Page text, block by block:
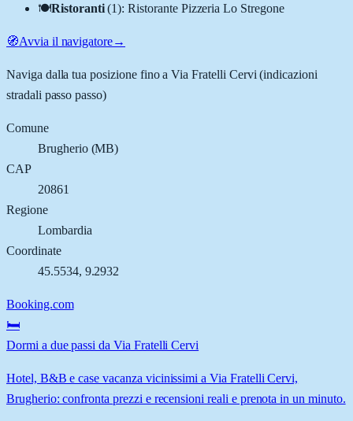
🍽️Ristoranti (1):Ristorante Pizzeria Lo Stregone
🧭Avvia il navigatore→
Naviga dalla tua posizione fino aVia Fratelli Cervi (indicazioni
stradali passo passo)
Comune
Brugherio(MB)
CAP
20861
Regione
Lombardia
Coordinate
45.5534, 9.2932
Booking.com
🛏️
Dormi a due passi da Via Fratelli Cervi
Hotel, B&B e case vacanza vicinissimi a Via Fratelli Cervi,
Brugherio: confronta prezzi e recensioni reali e prenota in un minuto.